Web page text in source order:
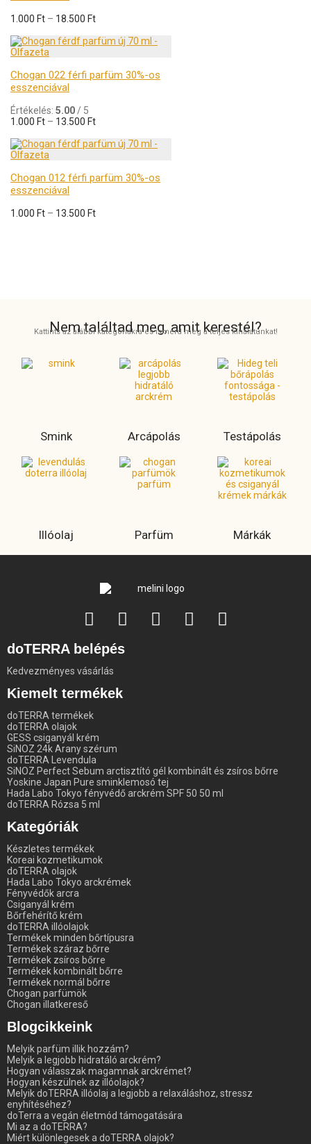
1.000 Ft – 18.500 Ft
Chogan 022 férfi parfüm 30%-os
esszenciával
Értékelés: 5.00 / 5
1.000 Ft – 13.500 Ft
Chogan 012 férfi parfüm 30%-os
esszenciával
1.000 Ft – 13.500 Ft
Nem találtad meg, amit kerestél?
Kattints az alábbi kategóriákra és ismerd meg a teljes kínálatunkat!
Smink Arcápolás Testápolás
Illóolaj Parfüm Márkák
doTERRA belépés
Kedvezményes vásárlás
Kiemelt termékek
doTERRA termékek
doTERRA olajok
GESS csiganyál krém
SiNOZ 24k Arany szérum
doTERRA Levendula
SiNOZ Perfect Sebum arctisztító gél kombinált és zsíros bőrre
Yoskine Japan Pure sminklemosó tej
Hada Labo Tokyo fényvédő arckrém SPF 50 50 ml
doTERRA Rózsa 5 ml
Kategóriák
Készletes termékek
Koreai kozmetikumok
doTERRA olajok
Hada Labo Tokyo arckrémek
Fényvédők arcra
Csiganyál krém
Bőrfehérítő krém
doTERRA illóolajok
Termékek minden bőrtípusra
Termékek száraz bőrre
Termékek zsíros bőrre
Termékek kombinált bőrre
Termékek normál bőrre
Chogan parfümök
Chogan illatkereső
Blogcikkeink
Melyik parfüm illik hozzám?
Melyik a legjobb hidratáló arckrém?
Hogyan válasszak magamnak arckrémet?
Hogyan készülnek az illóolajok?
Melyik doTERRA illóolaj a legjobb a relaxáláshoz, stressz
enyhítéséhez?
doTerra a vegán életmód támogatására
Mi az a doTERRA?
Miért különlegesek a doTERRA olajok?